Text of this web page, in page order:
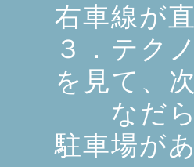
右車線が
３．テク
を見て、
なだら
駐車場が